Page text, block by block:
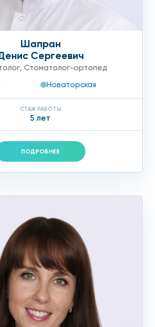
Шапран
Сергеевич
, Стоматолог-ортопед
Новаторская
СТАЖ РАБОТЫ
5 лет
ПОДРОБНЕЕ